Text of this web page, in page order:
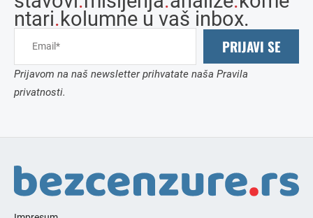
ntari.kolumne u vaš inbox.
PRIJAVI SE
Prijavom na naš newsletter prihvatate naša Pravila
privatnosti.